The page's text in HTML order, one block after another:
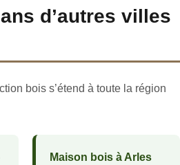
d’autres villes
bois s’étend à toute la région
Maison bois à Arles